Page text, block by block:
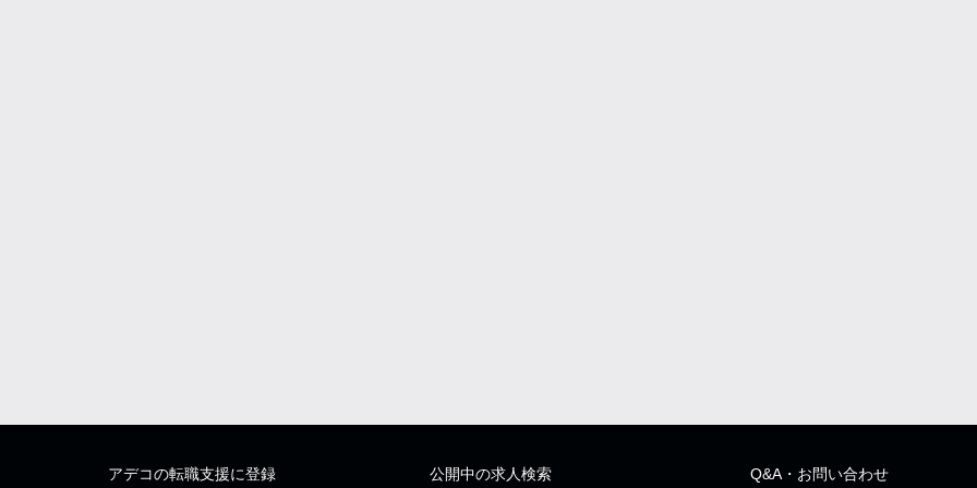
アデコの転職支援に登録
公開中の求人検索 Q&A・お問い合わせ